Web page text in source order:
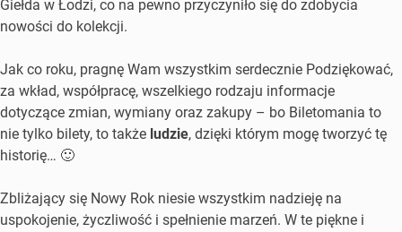
Giełda w Łodzi, co na pewno przyczyniło się do zdobycia
nowości do kolekcji.
Jak co roku, pragnę Wam wszystkim serdecznie Podziękować,
za wkład, współpracę, wszelkiego rodzaju informacje
dotyczące zmian, wymiany oraz zakupy – bo Biletomania to
nie tylko bilety, to także ludzie, dzięki którym mogę tworzyć tę
historię… 🙂
Zbliżający się Nowy Rok niesie wszystkim nadzieję na
uspokojenie, życzliwość i spełnienie marzeń. W te piękne i